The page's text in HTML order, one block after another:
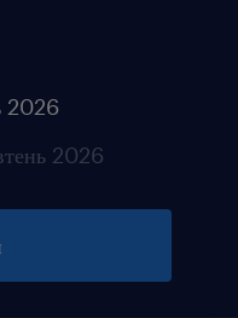
2026
2026